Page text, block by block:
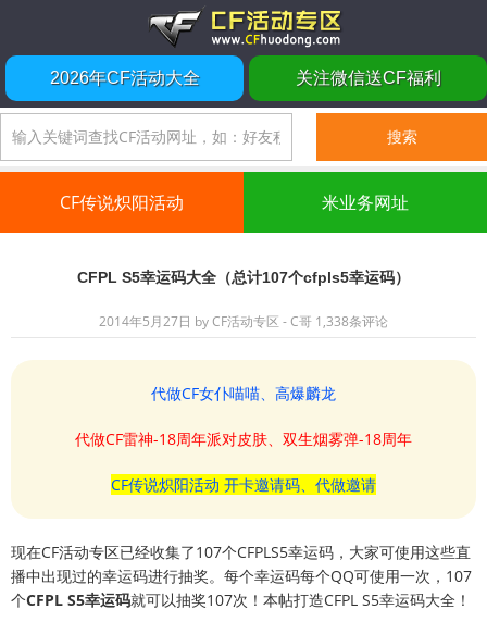
2026年CF活动大全 关注微信送CF福利
CF传说炽阳活动 米业务网址
CFPL S5幸运码大全（总计107个cfpls5幸运码）
2014年5月27日 byCF活动专区 - C哥 1,338条评论
代做CF女仆喵喵、高爆麟龙
代做CF雷神-18周年派对皮肤、双生烟雾弹-18周年
CF传说炽阳活动 开卡邀请码、代做邀请
现在CF活动专区已经收集了107个CFPLS5幸运码，大家可使用这些直
播中出现过的幸运码进行抽奖。每个幸运码每个QQ可使用一次，107
个CFPL S5幸运码就可以抽奖107次！本帖打造CFPL S5幸运码大全！